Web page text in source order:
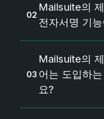
표 자료, RFP
하는 데 도움을
과정을 간소화
문서 간 일관성
Mailsuite의
전자서명 기
는 전자서명 기
도의 전자서명
Mailsuite의
어는 도입하
요?